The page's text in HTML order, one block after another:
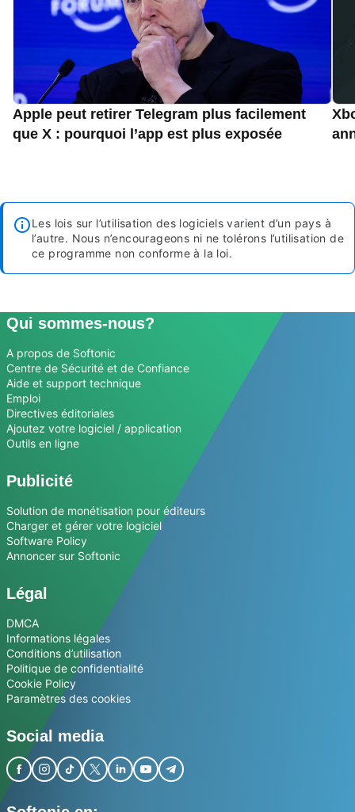
Apple peut retirer Telegram plus facilement
que X : pourquoi l’app est plus exposée
Les lois sur l’utilisation des logiciels varient d’un pays à
l’autre. Nous n’encourageons ni ne tolérons l’utilisation de
ce programme non conforme à la loi.
Qui sommes-nous?
A propos de Softonic
Centre de Sécurité et de Confiance
Aide et support technique
Emploi
Directives éditoriales
Ajoutez votre logiciel / application
Outils en ligne
Publicité
Solution de monétisation pour éditeurs
Charger et gérer votre logiciel
Software Policy
Annoncer sur Softonic
Légal
DMCA
Informations légales
Conditions d’utilisation
Politique de confidentialité
Cookie Policy
Paramètres des cookies
Social media